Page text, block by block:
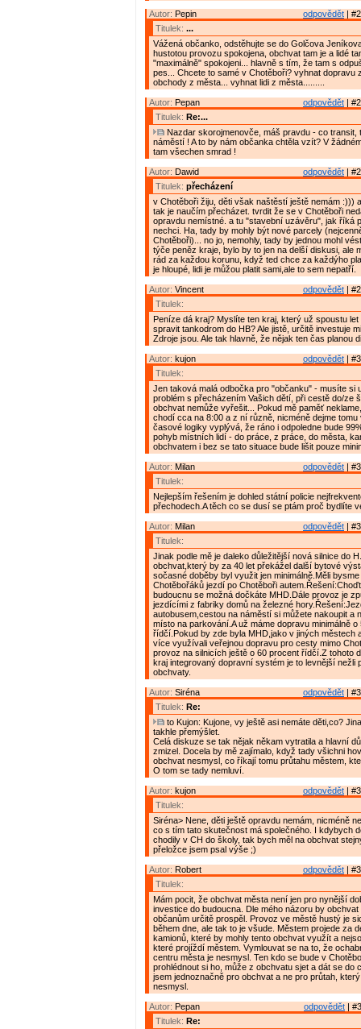
odpovědět |
Autor: Pepin
Titulek: ...
Vážená občanko, odstěhujte se do Golčova
hustotou provozu spokojena, obchvat tam je a lidé
"maximálně" spokojeni... hlavně s tím, že tam s
pes... Chcete to samé v Chotěboři? vyhnat dopravu
obchody z města... vyhnat lidi z města.........
odpovědět |
Autor: Pepan
Titulek: Re:...
Nazdar skorojmenovče, máš pravdu - co transit,
náměstí ! A to by nám občanka chtěla vzít? V
tam všechen smrad !
odpovědět |
Autor: Dawid
Titulek: přecházení
v Chotěboři žiju, děti však naštěstí ještě nemám :)))
tak je naučím přecházet. tvrdit že se v Chotěboři
opravdu nemístné. a tu "stavební uzávěru", jak říká
nechci. Ha, tady by mohly být nové parcely
Chotěboři)... no jo, nemohly, tady by jednou mohl
týče peněz kraje, bylo by to jen na delší diskusi, ale
rád za každou korunu, když ted chce za každýho
je hloupé, lidi je můžou platit sami,ale to sem nepatří.
odpovědět |
Autor: Vincent
Titulek:
Peníze dá kraj? Myslíte ten kraj, který už spoustu let
spravit tankodrom do HB? Ale jistě, určitě investuje
Zdroje jsou. Ale tak hlavně, že nějak ten čas planou
odpovědět |
Autor: kujon
Titulek:
Jen taková malá odbočka pro "občanku" - musíte si
problém s přecházením Vašich dětí, při cestě do/ze
obchvat nemůže vyřešit... Pokud mě paměť
chodí cca na 8:00 a z ní různě, nicméně dejme tomu
časové logiky vyplývá, že ráno i odpoledne bude
pohyb místních lidí - do práce, z práce, do města,
obchvatem i bez se tato situace bude lišit pouze
odpovědět |
Autor: Milan
Titulek:
Nejlepším řešením je dohled státní policie
přechodech.A těch co se dusí se ptám proč bydlíte
odpovědět |
Autor: Milan
Titulek:
Jinak podle mě je daleko důležitější nová silnice do
obchvat,který by za 40 let překážel další bytové
sočasné doběby byl využit jen minimálně.Měli
Chotěbořáků jezdí po Chotěboři
budoucnu se možná dočkáte MHD.Dále provoz je
jezdícími z fabriky domů na železné
autobusem,cestou na náměstí si můžete nakoupit a
místo na parkování.A už máme dopravu minimálně o
řídčí.Pokud by zde byla MHD,jako v jiných městech
více využívali veřejnou dopravu pro cesty mimo
provoz na silnicích ještě o 60 procent řídčí.Z tohoto
kraj integrovaný dopravní systém je to levnější nežli
obchvaty.
odpovědět |
Autor: Siréna
Titulek: Re:
to Kujon: Kujone, vy ještě asi nemáte děti,co?
takhle přemýšlet.
Celá diskuze se tak nějak někam vytratila a hlavní
zmizel. Docela by mě zajímalo, když tady všichni
obchvat nesmysl, co říkají tomu průtahu městem,
O tom se tady nemluví.
odpovědět |
Autor: kujon
Titulek:
Siréna> Nene, děti ještě opravdu nemám, nicméně
co s tím tato skutečnost má společného. I kdybych
chodily v CH do školy, tak bych měl na obchvat
přeložce jsem psal výše ;)
odpovědět |
Autor: Robert
Titulek:
Mám pocit, že obchvat města není jen pro nynější
investice do budoucna. Dle mého názoru by
občanům určitě prospěl. Provoz ve městě hustý je
během dne, ale tak to je všude. Městem projede za
kamionů, které by mohly tento obchvat využít a
které projíždí městem. Vymlouvat se na to, že
centru města je nesmysl. Ten kdo se bude v
prohlédnout si ho, může z obchvatu sjet a dát se do
jsem jednoznačně pro obchvat a ne pro průtah,
nesmysl.
odpovědět |
Autor: Pepan
Titulek: Re: